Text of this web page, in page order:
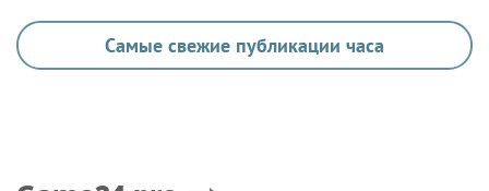
Самые свежие публикации часа